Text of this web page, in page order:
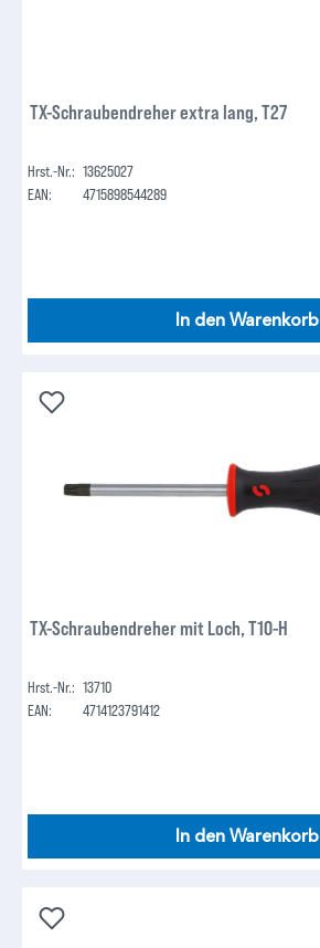
TX-Schraubendreher extra lang, T27
Hrst.-Nr.: 13625027
EAN:
4715898544289
In den Warenkorb
TX-Schraubendreher mit Loch, T10-H
Hrst.-Nr.: 13710
EAN:
4714123791412
In den Warenkorb